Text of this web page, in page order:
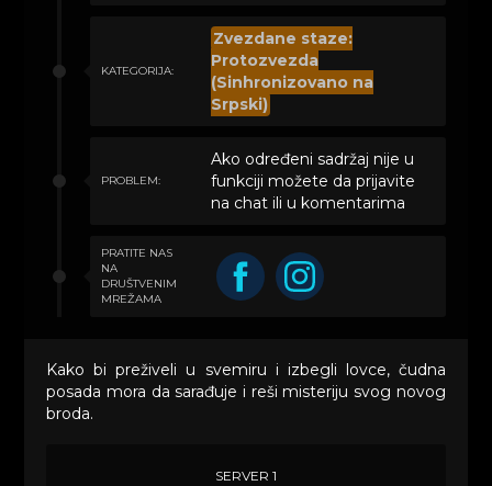
KATEGORIJA:
Zvezdane staze:
Protozvezda
(Sinhronizovano na
Srpski)
PROBLEM:
Ako određeni sadržaj nije u
funkciji možete da prijavite
na chat ili u komentarima
PRATITE NAS
NA
DRUŠTVENIM
MREŽAMA
Kako bi preživeli u svemiru i izbegli lovce, čudna
posada mora da sarađuje i reši misteriju svog novog
broda.
SERVER 1